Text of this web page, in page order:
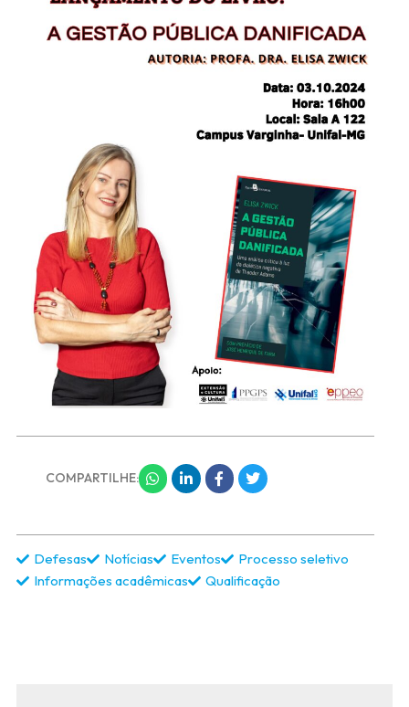
COMPARTILHE:
Defesas Notícias Eventos
Processo seletivo
Informações acadêmicas
Qualificação